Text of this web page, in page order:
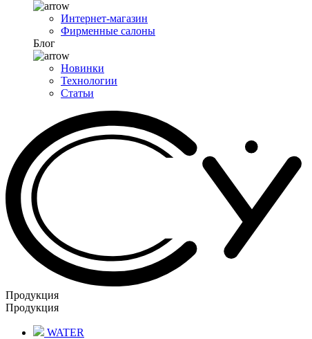
Интернет-магазин
Фирменные салоны
Блог
Новинки
Технологии
Статьи
Продукция
Продукция
WATER